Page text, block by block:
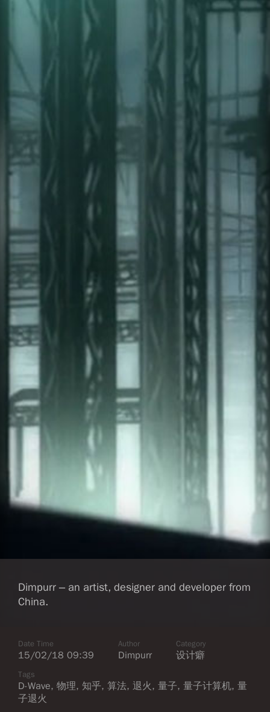
Dimpurr – an artist, designer and developer from
China.
Date Time
15/02/18 09:39
Author
Dimpurr
Category
设计癖
Tags
D-Wave, 物理, 知乎, 算法, 退火, 量子, 量子计算机, 量
子退火